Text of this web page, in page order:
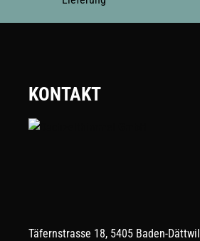
KONTAKT
Täfernstrasse 18, 5405 Baden-Dättwil